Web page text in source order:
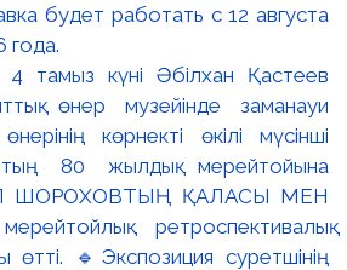
будет работать с 12 августа
года.